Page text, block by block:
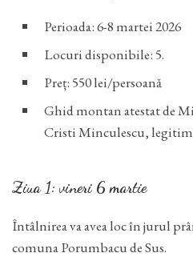
Perioada: 6-8 martei 2026
Locuri disponibile: 5.
Preț: 550 lei/persoană
Ghid montan atestat de
Cristi Minculescu,
Ziua 1: vineri 6 martie
Întâlnirea va avea loc în jurul
comuna Porumbacu de Sus.